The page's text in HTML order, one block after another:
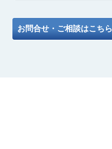
お問合せ・ご相談はこちら